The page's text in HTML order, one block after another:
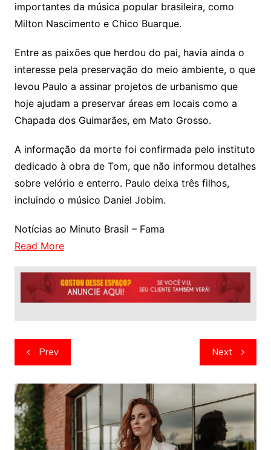
importantes da música popular brasileira, como
Milton Nascimento e Chico Buarque.
Entre as paixões que herdou do pai, havia ainda o
interesse pela preservação do meio ambiente, o que
levou Paulo a assinar projetos de urbanismo que
hoje ajudam a preservar áreas em locais como a
Chapada dos Guimarães, em Mato Grosso.
A informação da morte foi confirmada pelo instituto
dedicado à obra de Tom, que não informou detalhes
sobre velório e enterro. Paulo deixa três filhos,
incluindo o músico Daniel Jobim.
Notícias ao Minuto Brasil – Fama
Read More
Navegação
de
artigos
Prev Next